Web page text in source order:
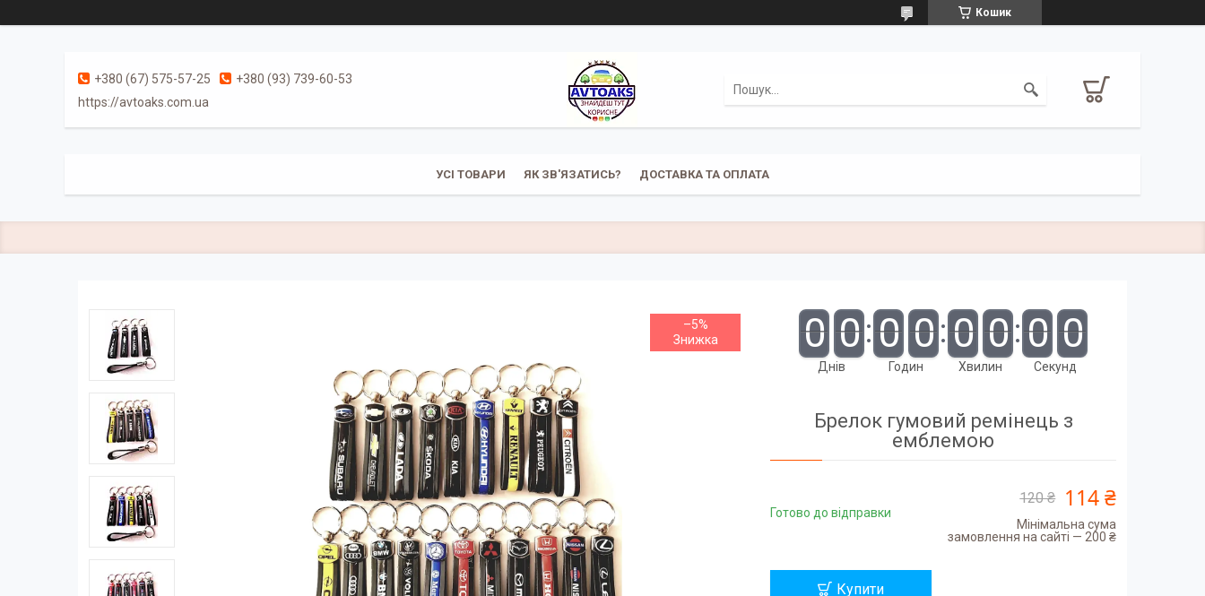
Кошик
+380 (67) 575-57-25
+380 (93) 739-60-53
https://avtoaks.com.ua
УСІ ТОВАРИ ЯК ЗВ'ЯЗАТИСЬ? ДОСТАВКА ТА ОПЛАТА
–5% 0 0
Днів
0 0
Годин
0 0
Хвилин
0 0
Секунд
Брелок гумовий ремінець з
емблемою
Готово до відправки
120 ₴ 114 ₴
Мінімальна сума
замовлення на сайті — 200 ₴
Купити